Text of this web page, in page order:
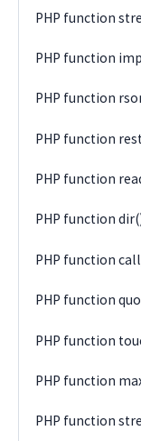
PHP function
PHP function
PHP function
PHP function
PHP function
PHP function
PHP function
PHP function
PHP function
PHP function
PHP function